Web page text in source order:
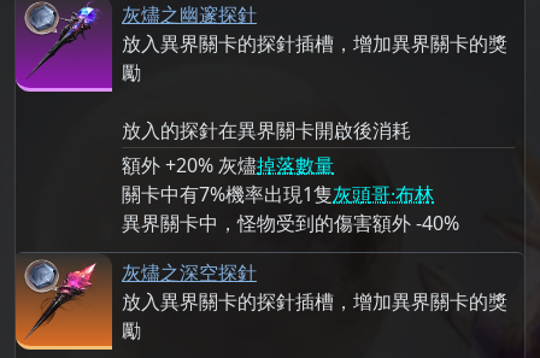
灰燼之幽邃探針
放入異界關卡的探針插槽，增加異界關卡的獎
勵
放入的探針在異界關卡開啟後消耗
額外 +20% 灰燼掉落數量
關卡中有7%機率出現1隻灰頭哥·布林
異界關卡中，怪物受到的傷害額外 -40%
灰燼之深空探針
放入異界關卡的探針插槽，增加異界關卡的獎
勵